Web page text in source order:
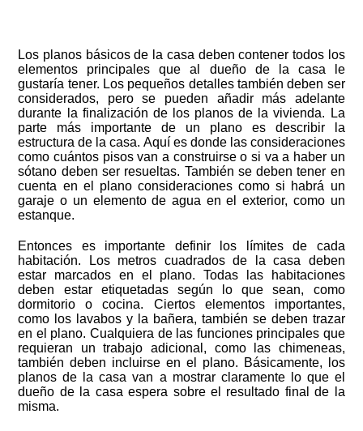
Los planos básicos de la casa deben contener todos los
elementos principales que al dueño de la casa le
gustaría tener. Los pequeños detalles también deben ser
considerados, pero se pueden añadir más adelante
durante la finalización de los planos de la vivienda. La
parte más importante de un plano es describir la
estructura de la casa. Aquí es donde las consideraciones
como cuántos pisos van a construirse o si va a haber un
sótano deben ser resueltas. También se deben tener en
cuenta en el plano consideraciones como si habrá un
garaje o un elemento de agua en el exterior, como un
estanque.
Entonces es importante definir los límites de cada
habitación. Los metros cuadrados de la casa deben
estar marcados en el plano. Todas las habitaciones
deben estar etiquetadas según lo que sean, como
dormitorio o cocina. Ciertos elementos importantes,
como los lavabos y la bañera, también se deben trazar
en el plano. Cualquiera de las funciones principales que
requieran un trabajo adicional, como las chimeneas,
también deben incluirse en el plano. Básicamente, los
planos de la casa van a mostrar claramente lo que el
dueño de la casa espera sobre el resultado final de la
misma.